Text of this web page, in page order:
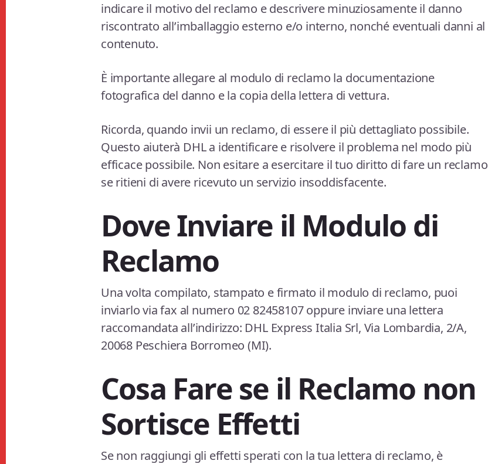
indicare il motivo del reclamo e descrivere minuziosamente il danno
riscontrato all’imballaggio esterno e/o interno, nonché eventuali danni al
contenuto.
È importante allegare al modulo di reclamo la documentazione
fotografica del danno e la copia della lettera di vettura.
Ricorda, quando invii un reclamo, di essere il più dettagliato possibile.
Questo aiuterà DHL a identificare e risolvere il problema nel modo più
efficace possibile. Non esitare a esercitare il tuo diritto di fare un reclamo
se ritieni di avere ricevuto un servizio insoddisfacente.
Dove Inviare il Modulo di
Reclamo
Una volta compilato, stampato e firmato il modulo di reclamo, puoi
inviarlo via fax al numero 02 82458107 oppure inviare una lettera
raccomandata all’indirizzo: DHL Express Italia Srl, Via Lombardia, 2/A,
20068 Peschiera Borromeo (MI).
Cosa Fare se il Reclamo non
Sortisce Effetti
Se non raggiungi gli effetti sperati con la tua lettera di reclamo, è